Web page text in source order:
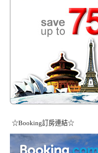
☆Booking訂房連結☆